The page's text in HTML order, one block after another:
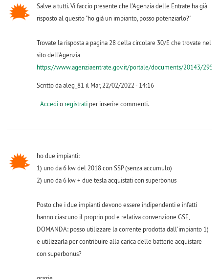
Salve a tutti. Vi faccio presente che l'Agenzia delle Entrate ha già
risposto al quesito "ho già un impianto, posso potenziarlo?"
Trovate la risposta a pagina 28 della circolare 30/E che trovate nel
sito dell'Agenzia
https://www.agenziaentrate.gov.it/portale/documents/20143/
Scritto da aleg_81 il Mar, 22/02/2022 - 14:16
Accedio registratiper inserire commenti.
ho due impianti:
1) uno da 6 kw del 2018 con SSP (senza accumulo)
2) uno da 6 kw + due tesla acquistati con superbonus
Posto che i due impianti devono essere indipendenti e infatti
hanno ciascuno il proprio pod e relativa convenzione GSE,
DOMANDA: posso utilizzare la corrente prodotta dall'impianto 1)
e utilizzarla per contribuire alla carica delle batterie acquistare
con superbonus?